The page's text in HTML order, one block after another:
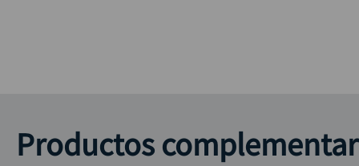
Productos